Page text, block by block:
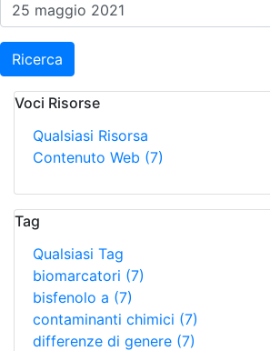
Ricerca
Voci Risorse
Qualsiasi Risorsa
Contenuto Web (7)
Tag
Qualsiasi Tag
biomarcatori (7)
bisfenolo a (7)
contaminanti chimici (7)
differenze di genere (7)